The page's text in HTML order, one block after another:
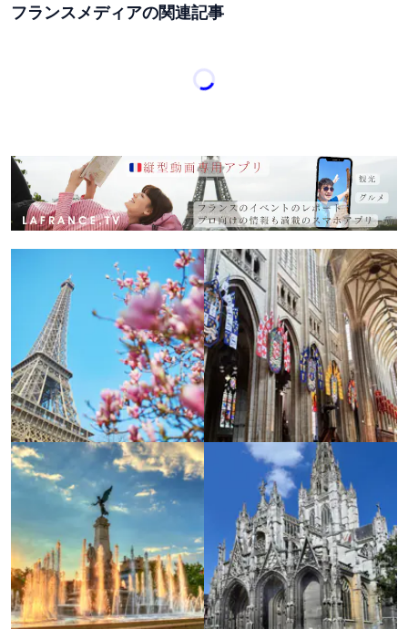
フランスメディアの関連記事